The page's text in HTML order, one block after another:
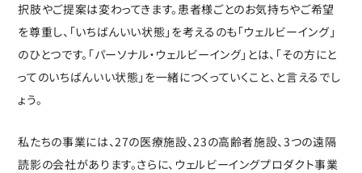
択肢やご提案は変わってきます。患者様ごとのお気持ちやご希望
を尊重し、「いちばんいい状態」を考えるのも「ウェルビーイング」
のひとつです。「パーソナル・ウェルビーイング」とは、「その方にと
ってのいちばんいい状態」を一緒につくっていくこと、と言えるでし
ょう。
私たちの事業には、27の医療施設、23の高齢者施設、3つの遠隔
読影の会社があります。さらに、ウェルビーイングプロダクト事業